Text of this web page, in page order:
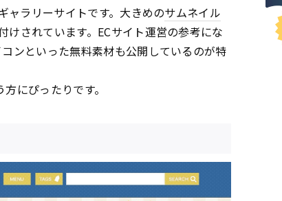
ャラリーサイトです。大きめのサムネイル
されています。ECサイト運営の参考にな
ンといった無料素材も公開しているのが特
にぴったりです。